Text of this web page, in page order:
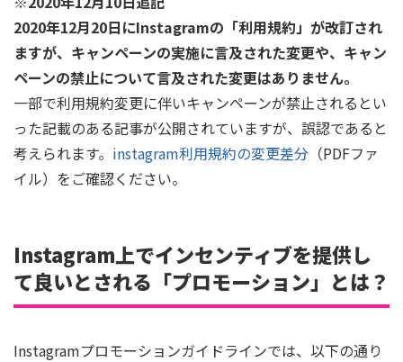
2020年12月20日にInstagramの「利用規約」が改訂され
ますが、キャンペーンの実施に言及された変更や、キャン
ペーンの禁止について言及された変更はありません。
一部で利用規約変更に伴いキャンペーンが禁止されるとい
った記載のある記事が公開されていますが、誤認であると
考えられます。 instagram利用規約の変更差分 （PDFファ
イル）をご確認ください。
Instagram上でインセンティブを提供し
て良いとされる「プロモーション」とは？
Instagramプロモーションガイドラインでは、以下の通り